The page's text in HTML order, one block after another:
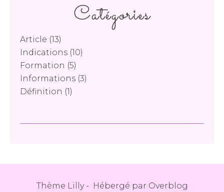
Catégories
Article (13)
Indications (10)
Formation (5)
Informations (3)
Définition (1)
Thème Lilly - Hébergé par Overblog